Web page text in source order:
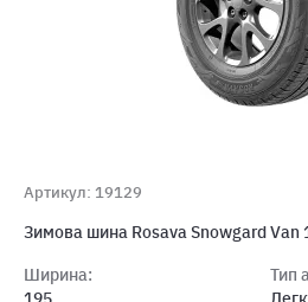
Артикул: 19129
Зимова шина Rosava Snowgard Van
Ширина:
Тип